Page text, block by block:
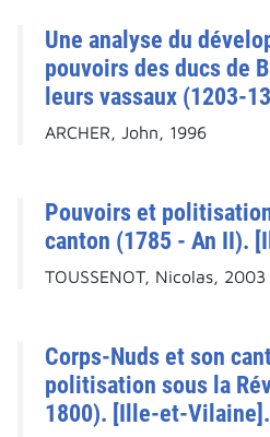
Une analyse du
pouvoirs des ducs de
leurs vassaux (1203-
ARCHER, John, 1996
Pouvoirs et
canton (1785 - An II).
TOUSSENOT, Nicolas, 2003
Corps-Nuds et son
politisation sous la
1800). [Ille-et-Vilaine].